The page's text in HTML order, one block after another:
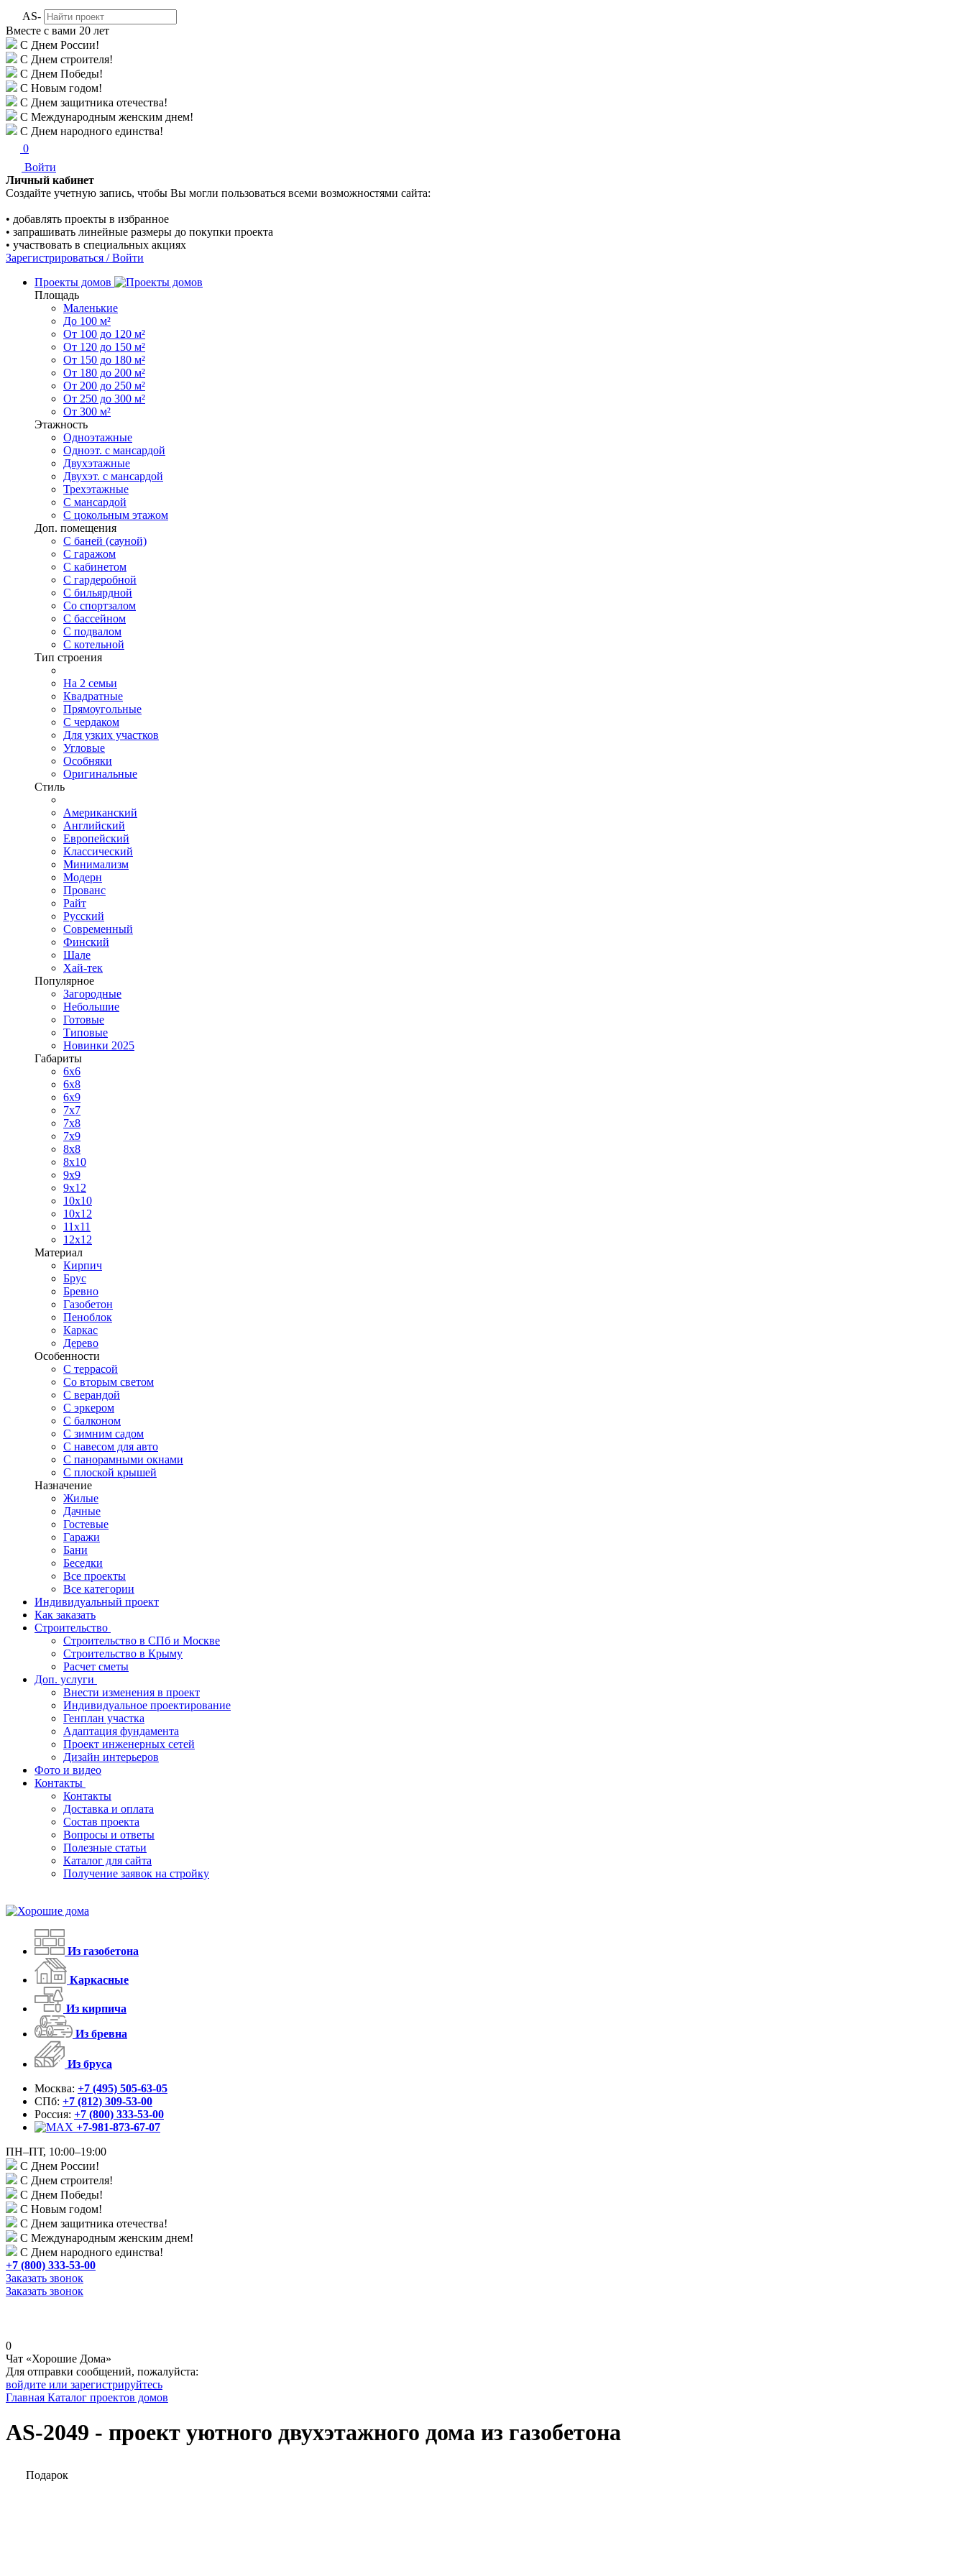
AS-
Вместе с вами 20 лет
С Днем России!
С Днем строителя!
С Днем Победы!
С Новым годом!
С Днем защитника отечества!
С Международным женским днем!
С Днем народного единства!
0
Войти
Личный кабинет
Создайте учетную запись, чтобы Вы могли пользоваться всеми возможностями сайта:
• добавлять проекты в избранное
• запрашивать линейные размеры до покупки проекта
• участвовать в специальных акциях
Зарегистрироваться / Войти
Проекты домов
Площадь
Маленькие
До 100 м²
От 100 до 120 м²
От 120 до 150 м²
От 150 до 180 м²
От 180 до 200 м²
От 200 до 250 м²
От 250 до 300 м²
От 300 м²
Этажность
Одноэтажные
Одноэт. с мансардой
Двухэтажные
Двухэт. с мансардой
Трехэтажные
С мансардой
С цокольным этажом
Доп. помещения
С баней (сауной)
С гаражом
С кабинетом
С гардеробной
С бильярдной
Со спортзалом
С бассейном
С подвалом
С котельной
Тип строения
На 2 семьи
Квадратные
Прямоугольные
С чердаком
Для узких участков
Угловые
Особняки
Оригинальные
Стиль
Американский
Английский
Европейский
Классический
Минимализм
Модерн
Прованс
Райт
Русский
Современный
Финский
Шале
Хай-тек
Популярное
Загородные
Небольшие
Готовые
Типовые
Новинки 2025
Габариты
6x6
6x8
6x9
7x7
7x8
7x9
8x8
8x10
9x9
9x12
10x10
10x12
11x11
12x12
Материал
Кирпич
Брус
Бревно
Газобетон
Пеноблок
Каркас
Дерево
Особенности
С террасой
Со вторым светом
С верандой
С эркером
С балконом
С зимним садом
С навесом для авто
С панорамными окнами
С плоской крышей
Назначение
Жилые
Дачные
Гостевые
Гаражи
Бани
Беседки
Все проекты
Все категории
Индивидуальный проект
Как заказать
Строительство
Строительство в СПб и Москве
Строительство в Крыму
Расчет сметы
Доп. услуги
Внести изменения в проект
Индивидуальное проектирование
Генплан участка
Адаптация фундамента
Проект инженерных сетей
Дизайн интерьеров
Фото и видео
Контакты
Контакты
Доставка и оплата
Состав проекта
Вопросы и ответы
Полезные статьи
Каталог для сайта
Получение заявок на стройку
Из газобетона
Каркасные
Из кирпича
Из бревна
Из бруса
Москва: +7 (495) 505-63-05
СПб: +7 (812) 309-53-00
Россия: +7 (800) 333-53-00
+7-981-873-67-07
ПН–ПТ, 10:00–19:00
С Днем России!
С Днем строителя!
С Днем Победы!
С Новым годом!
С Днем защитника отечества!
С Международным женским днем!
С Днем народного единства!
+7 (800) 333-53-00
Заказать звонок
Заказать звонок
0
Чат «Хорошие Дома»
Для отправки сообщений, пожалуйста:
войдите или зарегистрируйтесь
Главная Каталог проектов домов
AS-2049 - проект уютного двухэтажного дома из газобетона
Подарок